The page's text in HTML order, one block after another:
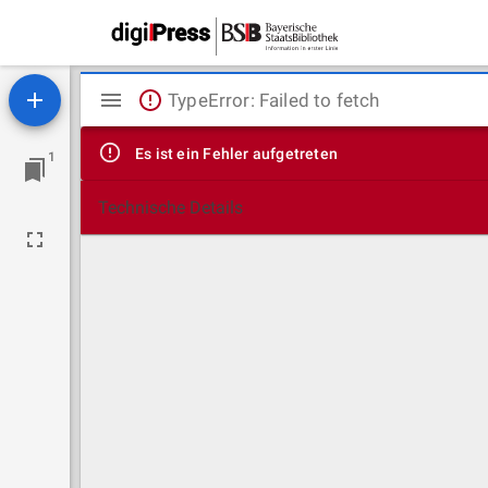
1
Mirador
Viewer
TypeError: Failed to fetch
Es ist ein Fehler aufgetreten
Technische Details